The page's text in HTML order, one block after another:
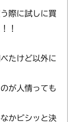
際に試しに買
！
たけど以外に
が人情っても
かビシッと決